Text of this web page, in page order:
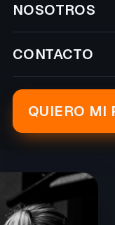
NOSOTROS
CONTACTO
QUIERO MI